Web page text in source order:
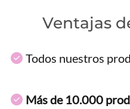
Ventajas
Todos nuestros
Más de 10.000